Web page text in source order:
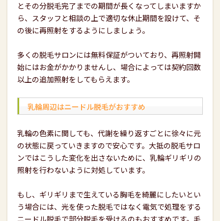
とその分脱毛完了までの期間が長くなってしまいますか
ら、スタッフと相談の上で適切な休止期間を設けて、そ
の後に再照射をするようにしましょう。
多くの脱毛サロンには無料保証がついており、再照射開
始にはお金がかかりませんし、場合によっては契約回数
以上の追加照射をしてもらえます。
乳輪周辺はニードル脱毛がおすすめ
乳輪の色素に関しても、代謝を繰り返すごとに徐々に元
の状態に戻っていきますので安心です。大抵の脱毛サロ
ンではこうした変化を出さないために、乳輪ギリギリの
照射を行わないように対処しています。
もし、ギリギリまで生えている胸毛を綺麗にしたいとい
う場合には、光を使った脱毛ではなく電気で処理をする
ニードル脱毛で部分脱毛を受けるのもおすすめです。毛